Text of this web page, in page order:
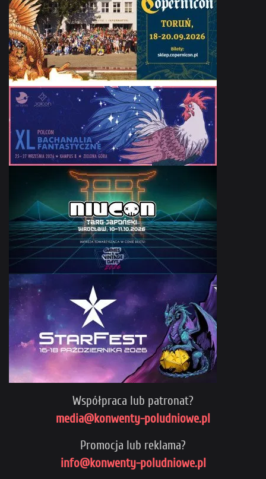
Współpraca lub patronat?
media@konwenty-poludniowe.pl
Promocja lub reklama?
info@konwenty-poludniowe.pl